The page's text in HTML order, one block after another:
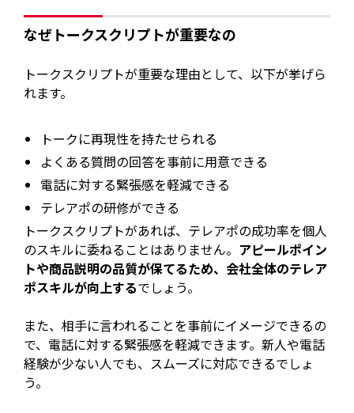
なぜトークスクリプトが重要なの
トークスクリプトが重要な理由として、以下が挙げら
れます。
トークに再現性を持たせられる
よくある質問の回答を事前に用意できる
電話に対する緊張感を軽減できる
テレアポの研修ができる
トークスクリプトがあれば、テレアポの成功率を個人
のスキルに委ねることはありません。 アピールポイン
トや商品説明の品質が保てるため、会社全体のテレア
ポスキルが向上するでしょう。
また、相手に言われることを事前にイメージできるの
で、電話に対する緊張感を軽減できます。新人や電話
経験が少ない人でも、スムーズに対応できるでしょ
う。